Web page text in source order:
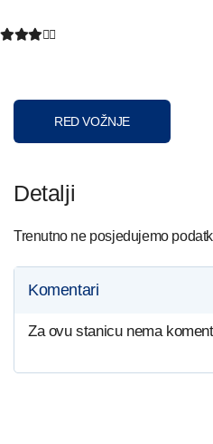
RED VOŽNJE
Detalji
Trenutno ne posjedujemo
Komentari
Za ovu stanicu nema